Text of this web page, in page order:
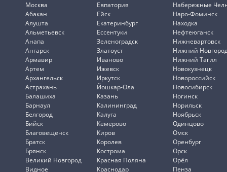
Москва
Абакан
Алушта
Альметьевск
Анапа
Ангарск
Армавир
Артем
Архангельск
Астрахань
Балашиха
Барнаул
Белгород
Бийск
Благовещенск
Братск
Брянск
Великий Новгород
Видное
Евпатория
Ейск
Екатеринбург
Ессентуки
Зеленоградск
Златоуст
Иваново
Ижевск
Иркутск
Йошкар-Ола
Казань
Калининград
Калуга
Кемерово
Киров
Королев
Кострома
Красная Поляна
Краснодар
Набережные
Наро-Фоминск
Находка
Нефтеюганск
Нижневартовск
Нижний
Нижний Тагил
Новокузнецк
Новороссийск
Новосибирск
Ногинск
Норильск
Ноябрьск
Одинцово
Омск
Оренбург
Орск
Орёл
Пенза